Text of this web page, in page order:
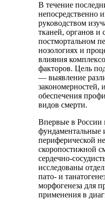
В течение
непосредственно
руководством
тканей, органов и
постмортальном
нозологиях и
влияния
факторов. Цель
— выявление
обеспечения
видов смерти.
Впервые в России
фундаментальные
периферической
скоропостижной
сердечно-
исследованы
пато- и
морфогенеза для
применения в